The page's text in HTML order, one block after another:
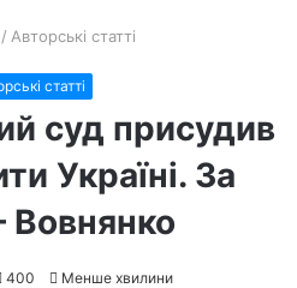
/ Авторські статті
статті
суд присудив
Україні. За
Вовнянко
400 Менше хвилини